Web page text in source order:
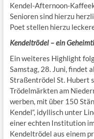
Kendel-Afternoon-
Senioren sind hierzu
Poet stellen hierzu
Kendeltrödel – ein
Ein weiteres Highlight
Samstag, 28. Juni, findet
Straßentrödel St. Hubert
Trödelmärkten am
werben, mit über 150
Kendel“, idyllisch unter
einer echten Institution
Kendeltrödel aus einem